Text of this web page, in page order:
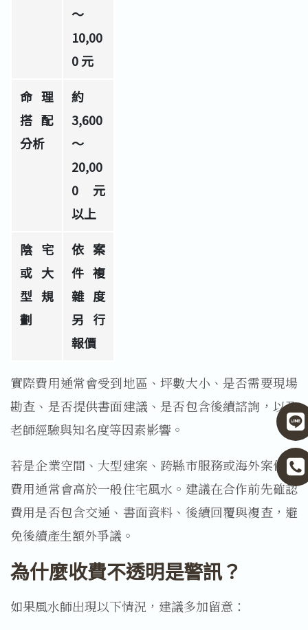
～
10,00
0 元
命理
搭配
分析
約
3,600
～
20,00
0 元
以上
陰宅
或大
型規
劃
依案
件複
雜度
另行
報價
實際費用通常會受到地區、坪數大小、是否需要現場
勘查、是否提供書面建議、是否包含後續諮詢，以及
老師經驗與知名度等因素影響。
若是企業空間、大型建案、跨縣市服務或海外案件，
費用通常會高於一般住宅風水。建議在合作前先確認
費用是否包含交通、書面資料、後續回覆與複查，避
免後續產生額外爭議。
為什麼收費不透明是警訊？
如果風水師出現以下情況，建議多加留意：